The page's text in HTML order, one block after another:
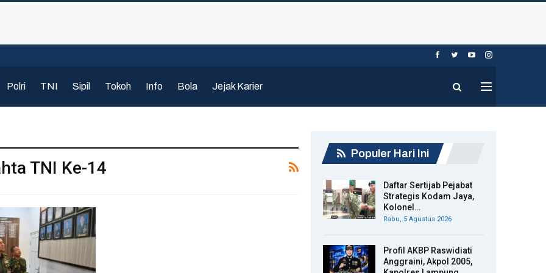
Polri TNI Sipil Tokoh Info Bola Jejak Karier
TNI Ke-14
Populer Hari Ini
Daftar Sertijab Pejabat
Strategis Kodam Jaya,
Kolonel…
Rabu, 5 Agustus 2026
Profil AKBP Raswidiati
Anggraini, Akpol 2005,